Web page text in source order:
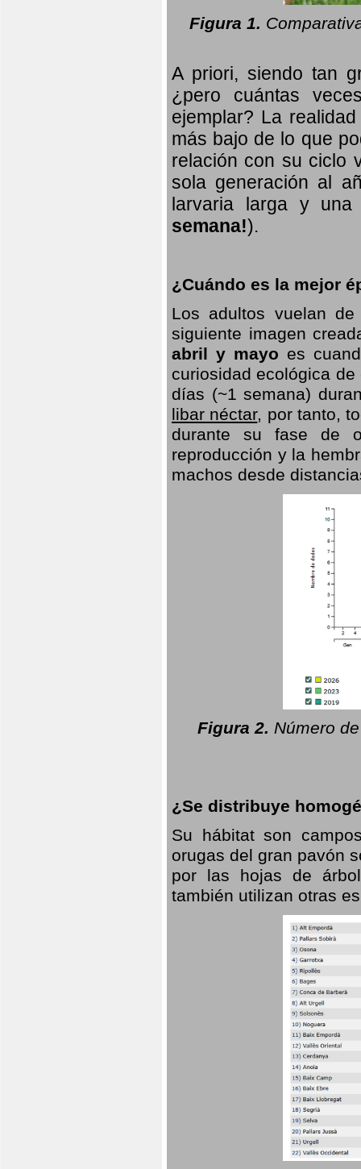
Figura 1.
A priori, siendo tan
¿pero cuántas
ejemplar? La
más bajo de lo que
relación con su ciclo
sola generación al
larvaria largay una
semana!).
¿Cuándo es la mejor
Los adultos vuelan
siguiente imagen
abril y mayo es
curiosidad ecológica
días (~1 semana)
libar néctar, por tanto,
durante su fase de
reproducción y la
machos desde
Figura 2. Número
¿Se distribuye
Su hábitat son
orugas del gran pavón
por las hojas de
también utilizan otras